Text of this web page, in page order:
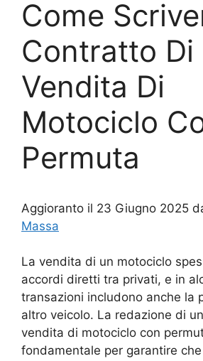
Come
Contratto Di
Vendita Di
Motociclo
Permuta
Aggioranto il 23 Giugno 2025
Massa
La vendita di un motociclo
accordi diretti tra privati, e in
transazioni includono anche la
altro veicolo. La redazione di
vendita di motociclo con
fondamentale per garantire